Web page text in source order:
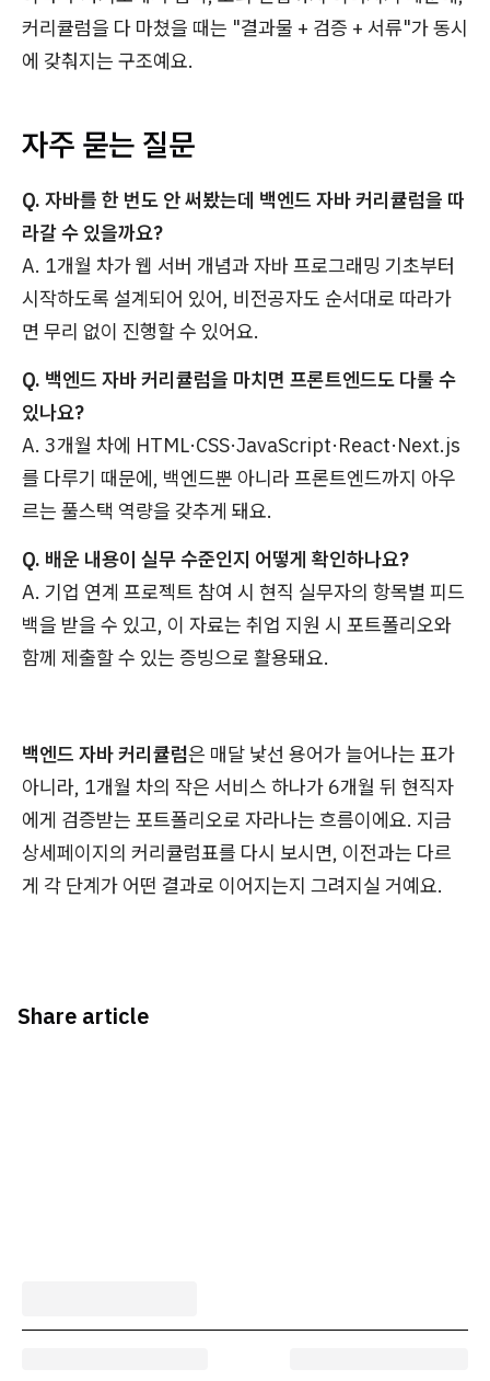
커리큘럼을 다 마쳤을 때는 "결과물 + 검증 + 서류"가 동시
에 갖춰지는 구조예요.
자주 묻는 질문
Q. 자바를 한 번도 안 써봤는데 백엔드 자바 커리큘럼을 따
라갈 수 있을까요?
A. 1개월 차가 웹 서버 개념과 자바 프로그래밍 기초부터
시작하도록 설계되어 있어, 비전공자도 순서대로 따라가
면 무리 없이 진행할 수 있어요.
Q. 백엔드 자바 커리큘럼을 마치면 프론트엔드도 다룰 수
있나요?
A. 3개월 차에 HTML·CSS·JavaScript·React·Next.js
를 다루기 때문에, 백엔드뿐 아니라 프론트엔드까지 아우
르는 풀스택 역량을 갖추게 돼요.
Q. 배운 내용이 실무 수준인지 어떻게 확인하나요?
A. 기업 연계 프로젝트 참여 시 현직 실무자의 항목별 피드
백을 받을 수 있고, 이 자료는 취업 지원 시 포트폴리오와
함께 제출할 수 있는 증빙으로 활용돼요.
백엔드 자바 커리큘럼은 매달 낯선 용어가 늘어나는 표가
아니라, 1개월 차의 작은 서비스 하나가 6개월 뒤 현직자
에게 검증받는 포트폴리오로 자라나는 흐름이에요. 지금
상세페이지의 커리큘럼표를 다시 보시면, 이전과는 다르
게 각 단계가 어떤 결과로 이어지는지 그려지실 거예요.
Share article